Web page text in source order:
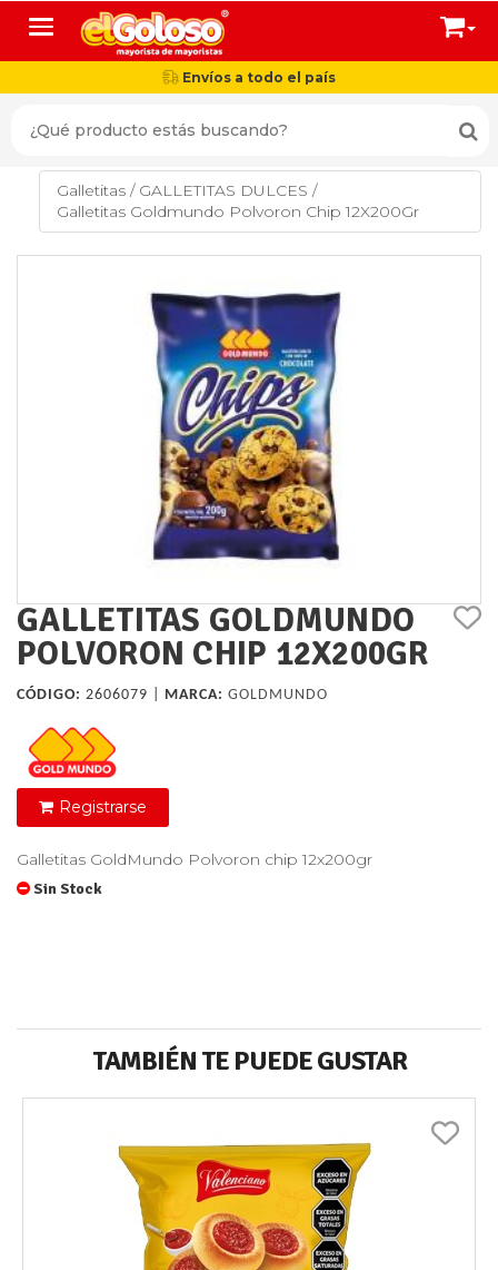
Toggle navigation
Envíos a todo el país
Galletitas / GALLETITAS DULCES /
Galletitas Goldmundo Polvoron Chip 12X200Gr
GALLETITAS GOLDMUNDO
POLVORON CHIP 12X200GR
CÓDIGO: 2606079 | MARCA: GOLDMUNDO
Registrarse
Galletitas GoldMundo Polvoron chip 12x200gr
Sin Stock
TAMBIÉN TE PUEDE GUSTAR